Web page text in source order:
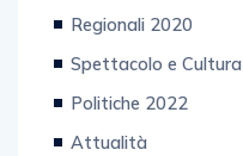
Regionali 2020
Spettacolo e Cultura
Politiche 2022
Attualità